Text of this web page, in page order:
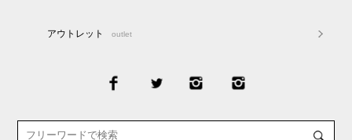
アウトレット outlet